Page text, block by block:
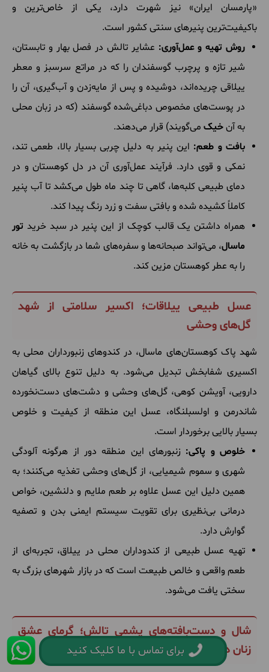
«پارمسان ایران» نیز شهرت دارد، یکی از خاص‌ترین و
باکیفیت‌ترین پنیرهای سنتی کشور است.
روش تهیه و عمل‌آوری: عشایر تالش در فصل بهار و تابستان،
شیر تازه و پرچرب گوسفندان را که در مراتع سرسبز و معطر
ییلاقی چریده‌اند، دوشیده و پس از مایه‌زدن و آب‌گیری، آن را
در پوست‌های مخصوص دباغی‌شده گوسفند (که در زبان محلی
به آنخیک می‌گویند) قرار می‌دهند.
بافت و طعم: این پنیر به دلیل چربی بسیار بالا، طعمی تند،
نمکی و قوی دارد. فرآیند عمل‌آوری آن در دل کوهستان و در
دمای طبیعی کلبه‌ها، گاهی تا چند ماه طول می‌کشد تا آب پنیر
کاملاً کشیده شده و بافتی سفت و زرد رنگ پیدا کند.
همراه داشتن یک قالب کوچک از این پنیر در سبد خرید تور
ماسال، می‌تواند صبحانه‌ها و سفره‌های شما در بازگشت به خانه
را به عطر کوهستان مزین کند.
عسل طبیعی ییلاقات؛ اکسیر سلامتی از شهد
گل‌های وحشی
شهد پاک کوهستان‌های ماسال، در کندوهای زنبورداران محلی به
اکسیری شفا‌بخش تبدیل می‌شود. به دلیل تنوع بالای گیاهان
دارویی، آویشن کوهی، گل‌های وحشی و دشت‌های دست‌نخورده
شاندرمن و اولسبلنگاه، عسل این منطقه از کیفیت و خلوص
بسیار بالایی برخوردار است.
خلوص و پاکی: زنبورهای این منطقه دور از هرگونه آلودگی
شهری و سموم شیمیایی، از گل‌های وحشی تغذیه می‌کنند؛ به
همین دلیل این عسل علاوه بر طعم ملایم و دلنشین، خواص
درمانی بی‌نظیری برای تقویت سیستم ایمنی بدن و تصفیه
گوارش دارد.
تهیه عسل طبیعی از کندوداران محلی در ییلاق، تجربه‌ای از
طعم واقعی و خالص طبیعت است که در بازار شهرهای بزرگ به
سختی یافت می‌شود.
شال و دست‌بافته‌های پشمی تالش؛ گرمای عشق
زنان در تار و پود پشمبرای تماس با ما کلیک کنید